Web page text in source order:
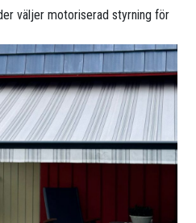
väljer motoriserad styrning för